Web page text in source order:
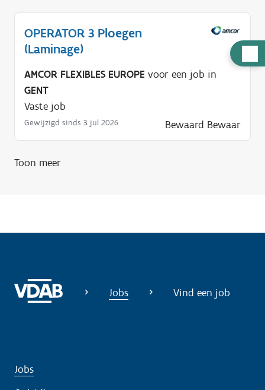
u
o
OPERATOR 3 Ploegen
(Laminage)
AMCOR FLEXIBLES EUROPE voor een job in
GENT
Vaste job
Gewijzigd sinds 3 jul 2026 Bewaard Bewaar
Toon meer
Jobs Vind een job
Jobs